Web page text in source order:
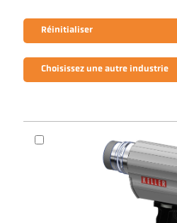
Réinitialiser
Choisissez une autre industrie